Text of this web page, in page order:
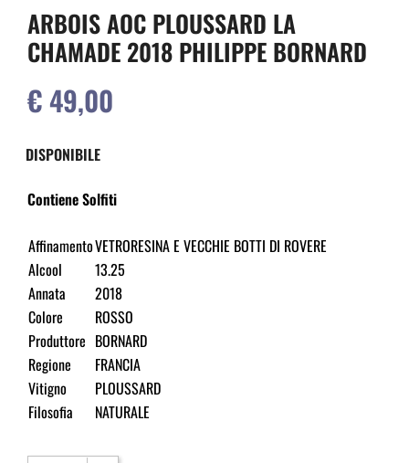
ARBOIS AOC PLOUSSARD LA
CHAMADE 2018 PHILIPPE BORNARD
€ 49,00
DISPONIBILE
Contiene Solfiti
AffinamentoVETRORESINA E VECCHIE BOTTI DI ROVERE
Alcool
13.25
Annata
2018
Colore
ROSSO
Produttore BORNARD
Regione
FRANCIA
Vitigno
PLOUSSARD
Filosofia
NATURALE